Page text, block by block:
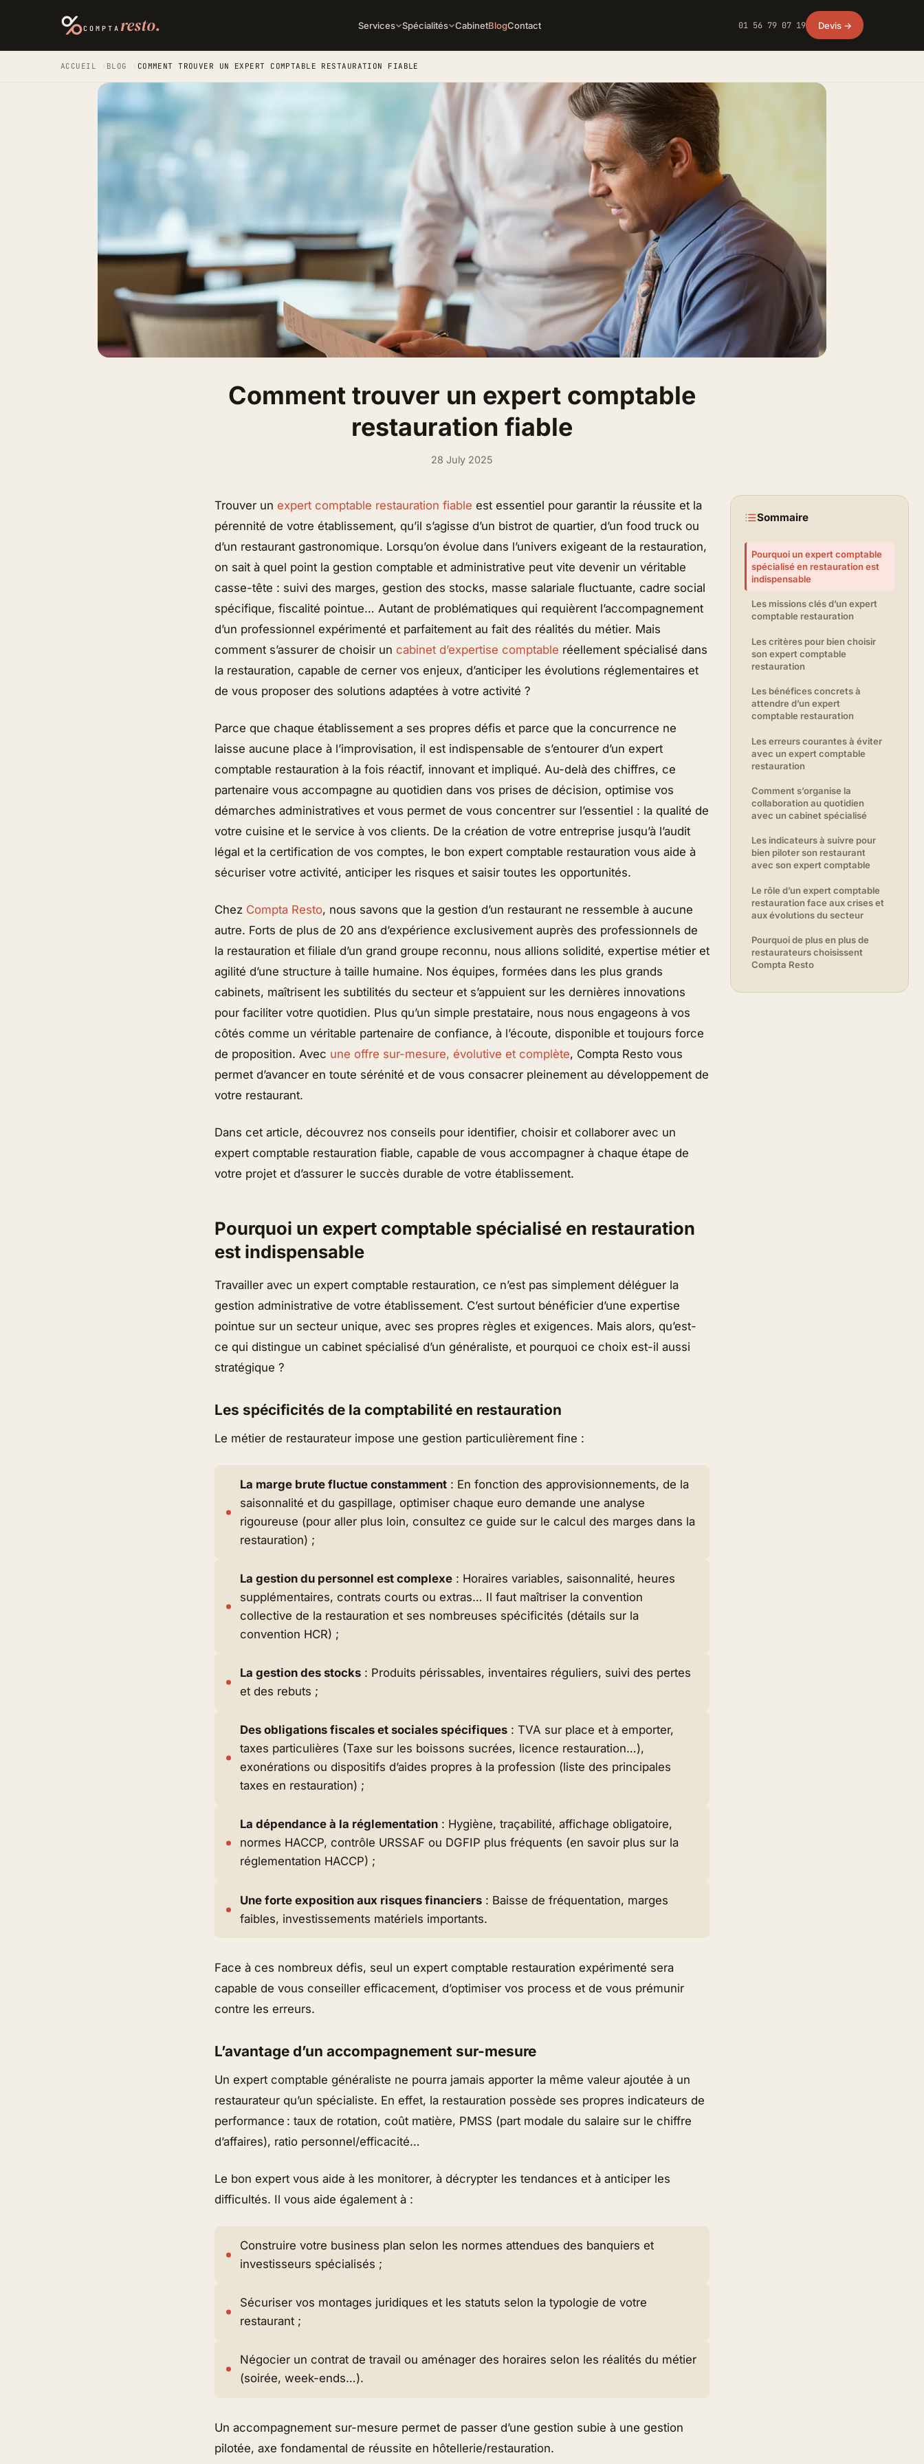
COMPTA resto. Services Spécialités CabinetBlogContact 01 56 79 07 19 Devis →
ACCUEIL › BLOG › COMMENT TROUVER UN EXPERT COMPTABLE RESTAURATION FIABLE
Comment trouver un expert comptable
restauration fiable
28 July 2025
Trouver un expert comptable restauration fiable est essentiel pour garantir la réussite et la
pérennité de votre établissement, qu’il s’agisse d’un bistrot de quartier, d’un food truck ou
d’un restaurant gastronomique. Lorsqu’on évolue dans l’univers exigeant de la restauration,
on sait à quel point la gestion comptable et administrative peut vite devenir un véritable
casse-tête : suivi des marges, gestion des stocks, masse salariale fluctuante, cadre social
spécifique, fiscalité pointue… Autant de problématiques qui requièrent l’accompagnement
d’un professionnel expérimenté et parfaitement au fait des réalités du métier. Mais
comment s’assurer de choisir un cabinet d’expertise comptable réellement spécialisé dans
la restauration, capable de cerner vos enjeux, d’anticiper les évolutions réglementaires et
de vous proposer des solutions adaptées à votre activité ?
Parce que chaque établissement a ses propres défis et parce que la concurrence ne
laisse aucune place à l’improvisation, il est indispensable de s’entourer d’un expert
comptable restauration à la fois réactif, innovant et impliqué. Au-delà des chiffres, ce
partenaire vous accompagne au quotidien dans vos prises de décision, optimise vos
démarches administratives et vous permet de vous concentrer sur l’essentiel : la qualité de
votre cuisine et le service à vos clients. De la création de votre entreprise jusqu’à l’audit
légal et la certification de vos comptes, le bon expert comptable restauration vous aide à
sécuriser votre activité, anticiper les risques et saisir toutes les opportunités.
Chez Compta Resto, nous savons que la gestion d’un restaurant ne ressemble à aucune
autre. Forts de plus de 20 ans d’expérience exclusivement auprès des professionnels de
la restauration et filiale d’un grand groupe reconnu, nous allions solidité, expertise métier et
agilité d’une structure à taille humaine. Nos équipes, formées dans les plus grands
cabinets, maîtrisent les subtilités du secteur et s’appuient sur les dernières innovations
pour faciliter votre quotidien. Plus qu’un simple prestataire, nous nous engageons à vos
côtés comme un véritable partenaire de confiance, à l’écoute, disponible et toujours force
de proposition. Avec une offre sur-mesure, évolutive et complète, Compta Resto vous
permet d’avancer en toute sérénité et de vous consacrer pleinement au développement de
votre restaurant.
Dans cet article, découvrez nos conseils pour identifier, choisir et collaborer avec un
expert comptable restauration fiable, capable de vous accompagner à chaque étape de
votre projet et d’assurer le succès durable de votre établissement.
Pourquoi un expert comptable spécialisé en restauration
est indispensable
Travailler avec un expert comptable restauration, ce n’est pas simplement déléguer la
gestion administrative de votre établissement. C’est surtout bénéficier d’une expertise
pointue sur un secteur unique, avec ses propres règles et exigences. Mais alors, qu’est-
ce qui distingue un cabinet spécialisé d’un généraliste, et pourquoi ce choix est-il aussi
stratégique ?
Les spécificités de la comptabilité en restauration
Le métier de restaurateur impose une gestion particulièrement fine :
La marge brute fluctue constamment : En fonction des approvisionnements, de la
saisonnalité et du gaspillage, optimiser chaque euro demande une analyse
rigoureuse (pour aller plus loin, consultez ce guide sur le calcul des marges dans la
restauration) ;
La gestion du personnel est complexe : Horaires variables, saisonnalité, heures
supplémentaires, contrats courts ou extras… Il faut maîtriser la convention
collective de la restauration et ses nombreuses spécificités (détails sur la
convention HCR) ;
La gestion des stocks : Produits périssables, inventaires réguliers, suivi des pertes
et des rebuts ;
Des obligations fiscales et sociales spécifiques : TVA sur place et à emporter,
taxes particulières (Taxe sur les boissons sucrées, licence restauration…),
exonérations ou dispositifs d’aides propres à la profession (liste des principales
taxes en restauration) ;
La dépendance à la réglementation : Hygiène, traçabilité, affichage obligatoire,
normes HACCP, contrôle URSSAF ou DGFIP plus fréquents (en savoir plus sur la
réglementation HACCP) ;
Une forte exposition aux risques financiers : Baisse de fréquentation, marges
faibles, investissements matériels importants.
Face à ces nombreux défis, seul un expert comptable restauration expérimenté sera
capable de vous conseiller efficacement, d’optimiser vos process et de vous prémunir
contre les erreurs.
L’avantage d’un accompagnement sur-mesure
Un expert comptable généraliste ne pourra jamais apporter la même valeur ajoutée à un
restaurateur qu’un spécialiste. En effet, la restauration possède ses propres indicateurs de
performance : taux de rotation, coût matière, PMSS (part modale du salaire sur le chiffre
d’affaires), ratio personnel/efficacité…
Le bon expert vous aide à les monitorer, à décrypter les tendances et à anticiper les
difficultés. Il vous aide également à :
Construire votre business plan selon les normes attendues des banquiers et
investisseurs spécialisés ;
Sécuriser vos montages juridiques et les statuts selon la typologie de votre
restaurant ;
Négocier un contrat de travail ou aménager des horaires selon les réalités du métier
(soirée, week-ends…).
Un accompagnement sur-mesure permet de passer d’une gestion subie à une gestion
pilotée, axe fondamental de réussite en hôtellerie/restauration.
Sommaire
Pourquoi un expert comptable
spécialisé en restauration est
indispensable
Les missions clés d’un expert
comptable restauration
Les critères pour bien choisir
son expert comptable
restauration
Les bénéfices concrets à
attendre d’un expert
comptable restauration
Les erreurs courantes à éviter
avec un expert comptable
restauration
Comment s’organise la
collaboration au quotidien
avec un cabinet spécialisé
Les indicateurs à suivre pour
bien piloter son restaurant
avec son expert comptable
Le rôle d’un expert comptable
restauration face aux crises et
aux évolutions du secteur
Pourquoi de plus en plus de
restaurateurs choisissent
Compta Resto